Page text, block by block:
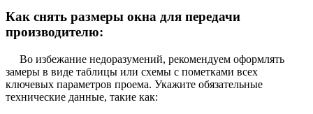
Как снять размеры окна для передачи
производителю:
Во избежание недоразумений, рекомендуем оформлять
замеры в виде таблицы или схемы с пометками всех
ключевых параметров проема. Укажите обязательные
технические данные, такие как: